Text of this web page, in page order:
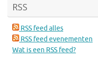
RSS
RSS feed alles
RSS feed evenementen
Wat is een RSS feed?